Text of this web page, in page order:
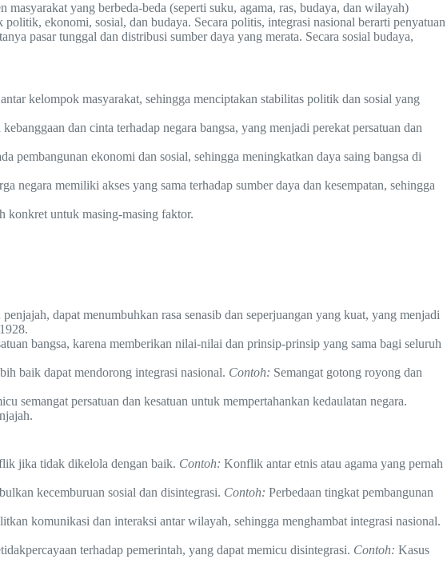
yang berbeda-beda (seperti suku, agama, ras, budaya, dan wilayah)
ekonomi, sosial, dan budaya. Secara politis, integrasi nasional berarti penyatuan
pasar tunggal dan distribusi sumber daya yang merata. Secara sosial budaya,
kelompok masyarakat, sehingga menciptakan stabilitas politik dan sosial yang
dan cinta terhadap negara bangsa, yang menjadi perekat persatuan dan
pembangunan ekonomi dan sosial, sehingga meningkatkan daya saing bangsa di
negara memiliki akses yang sama terhadap sumber daya dan kesempatan, sehingga
konkret untuk masing-masing faktor.
dapat menumbuhkan rasa senasib dan seperjuangan yang kuat, yang menjadi
bangsa, karena memberikan nilai-nilai dan prinsip-prinsip yang sama bagi seluruh
baik dapat mendorong integrasi nasional. Contoh: Semangat gotong royong dan
semangat persatuan dan kesatuan untuk mempertahankan kedaulatan negara.
jika tidak dikelola dengan baik. Contoh: Konflik antar etnis atau agama yang pernah
kecemburuan sosial dan disintegrasi. Contoh: Perbedaan tingkat pembangunan
komunikasi dan interaksi antar wilayah, sehingga menghambat integrasi nasional.
terhadap pemerintah, yang dapat memicu disintegrasi. Contoh: Kasus